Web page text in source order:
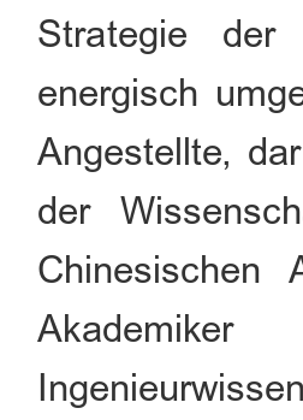
Strategie der
energisch
Angestellte,
der
Chinesischen